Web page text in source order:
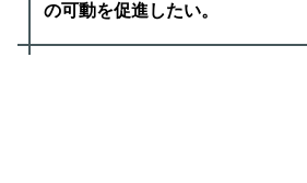
の可動を促進したい。